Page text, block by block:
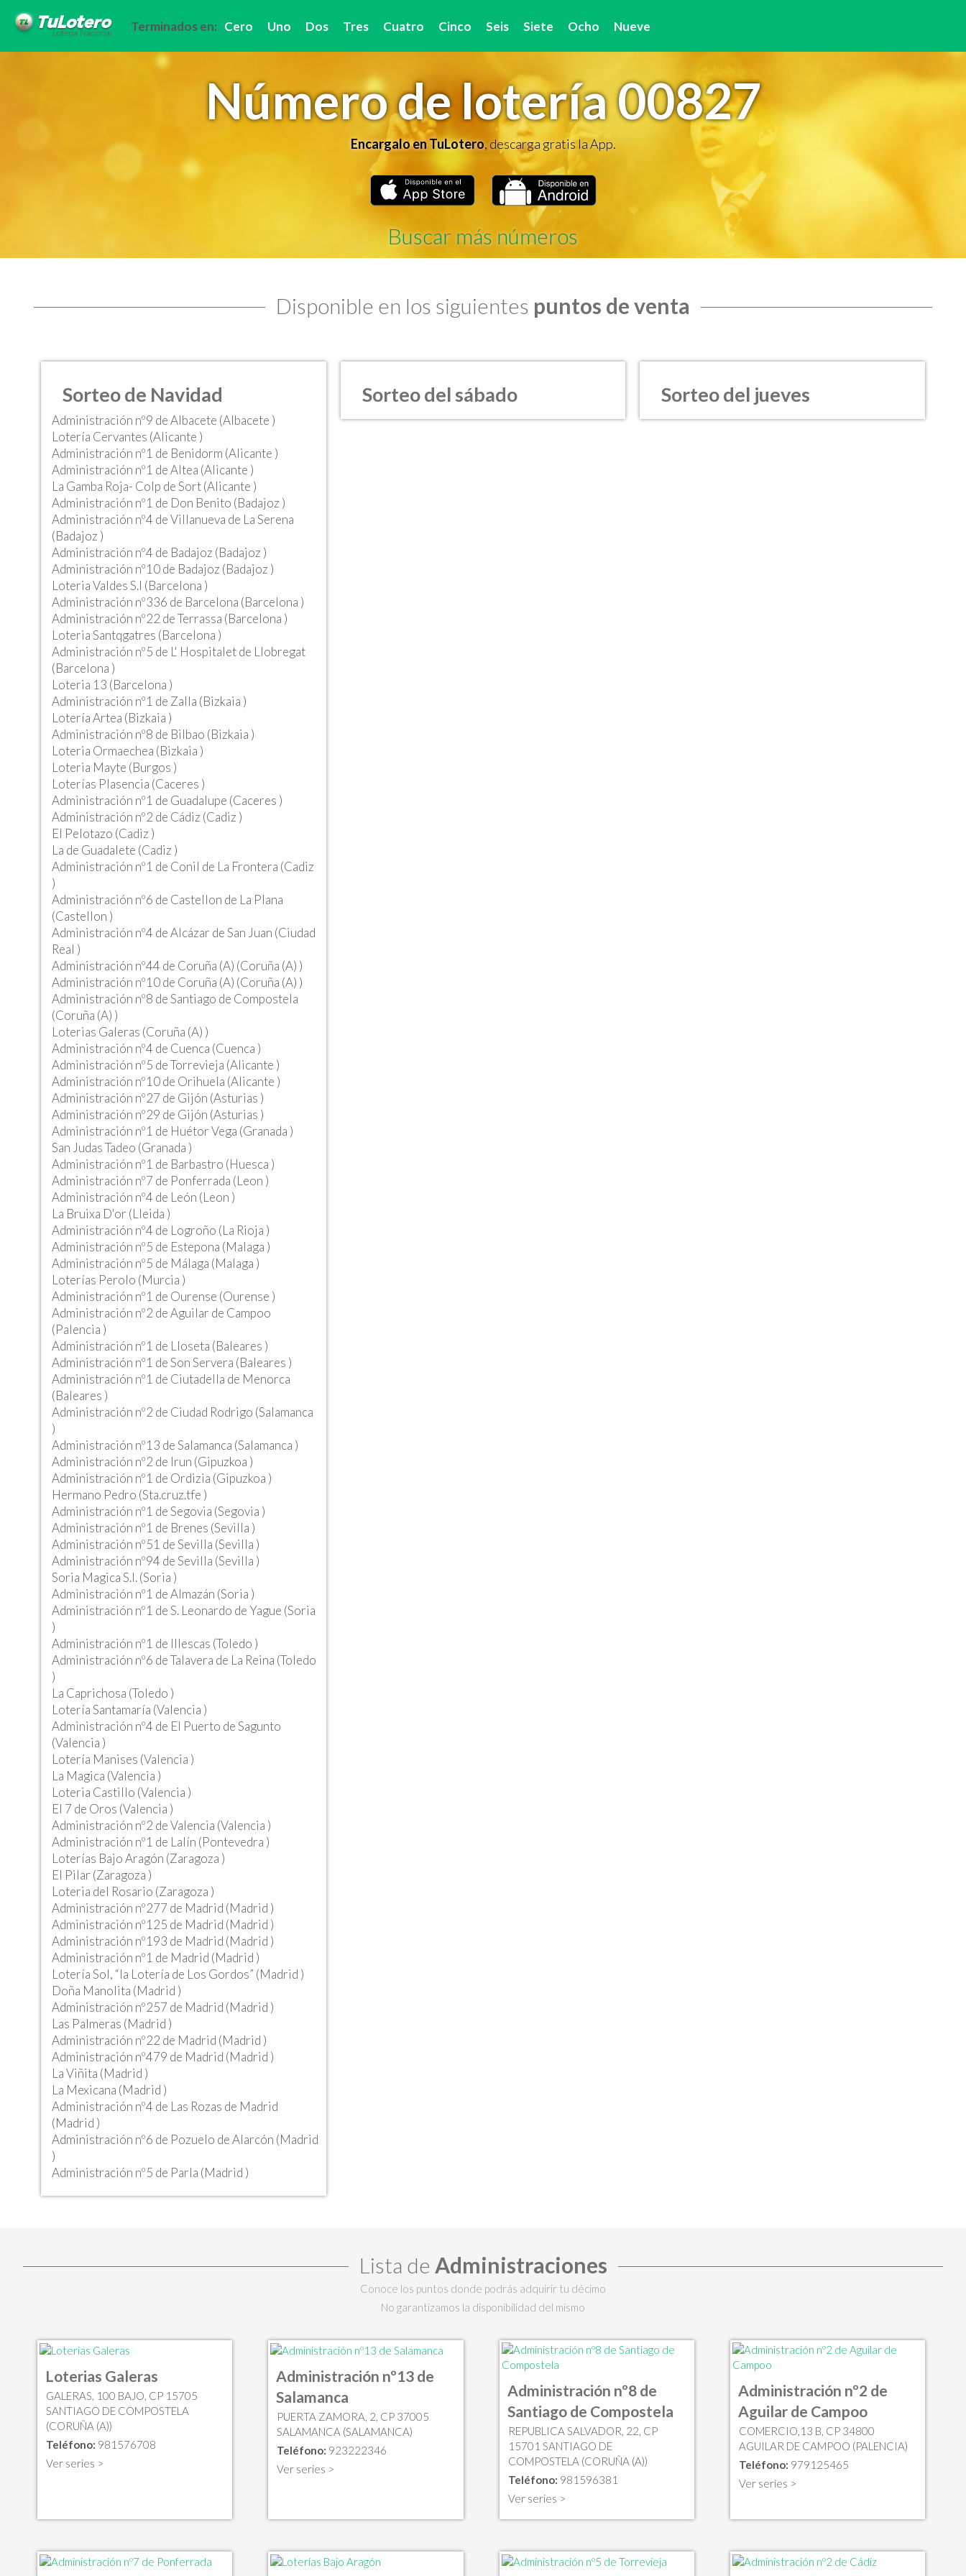
Terminados en: Cero Uno Dos Tres Cuatro Cinco Seis Siete Ocho Nueve
Número de lotería 00827
Encargalo en TuLotero, descarga gratis la App.
Buscar más números
Disponible en los siguientes puntos de venta
Sorteo de Navidad
Administración nº9 de Albacete (Albacete )
Lotería Cervantes (Alicante )
Administración nº1 de Benidorm (Alicante )
Administración nº1 de Altea (Alicante )
La Gamba Roja- Colp de Sort (Alicante )
Administración nº1 de Don Benito (Badajoz )
Administración nº4 de Villanueva de La Serena
(Badajoz )
Administración nº4 de Badajoz (Badajoz )
Administración nº10 de Badajoz (Badajoz )
Loteria Valdes S.l (Barcelona )
Administración nº336 de Barcelona (Barcelona )
Administración nº22 de Terrassa (Barcelona )
Loteria Santqgatres (Barcelona )
Administración nº5 de L' Hospitalet de Llobregat
(Barcelona )
Loteria 13 (Barcelona )
Administración nº1 de Zalla (Bizkaia )
Lotería Artea (Bizkaia )
Administración nº8 de Bilbao (Bizkaia )
Loteria Ormaechea (Bizkaia )
Loteria Mayte (Burgos )
Loterías Plasencia (Caceres )
Administración nº1 de Guadalupe (Caceres )
Administración nº2 de Cádiz (Cadiz )
El Pelotazo (Cadiz )
La de Guadalete (Cadiz )
Administración nº1 de Conil de La Frontera (Cadiz
)
Administración nº6 de Castellon de La Plana
(Castellon )
Administración nº4 de Alcázar de San Juan (Ciudad
Real )
Administración nº44 de Coruña (A) (Coruña (A) )
Administración nº10 de Coruña (A) (Coruña (A) )
Administración nº8 de Santiago de Compostela
(Coruña (A) )
Loterias Galeras (Coruña (A) )
Administración nº4 de Cuenca (Cuenca )
Administración nº5 de Torrevieja (Alicante )
Administración nº10 de Orihuela (Alicante )
Administración nº27 de Gijón (Asturias )
Administración nº29 de Gijón (Asturias )
Administración nº1 de Huétor Vega (Granada )
San Judas Tadeo (Granada )
Administración nº1 de Barbastro (Huesca )
Administración nº7 de Ponferrada (Leon )
Administración nº4 de León (Leon )
La Bruixa D'or (Lleida )
Administración nº4 de Logroño (La Rioja )
Administración nº5 de Estepona (Malaga )
Administración nº5 de Málaga (Malaga )
Loterías Perolo (Murcia )
Administración nº1 de Ourense (Ourense )
Administración nº2 de Aguilar de Campoo
(Palencia )
Administración nº1 de Lloseta (Baleares )
Administración nº1 de Son Servera (Baleares )
Administración nº1 de Ciutadella de Menorca
(Baleares )
Administración nº2 de Ciudad Rodrigo (Salamanca
)
Administración nº13 de Salamanca (Salamanca )
Administración nº2 de Irun (Gipuzkoa )
Administración nº1 de Ordizia (Gipuzkoa )
Hermano Pedro (Sta.cruz.tfe )
Administración nº1 de Segovia (Segovia )
Administración nº1 de Brenes (Sevilla )
Administración nº51 de Sevilla (Sevilla )
Administración nº94 de Sevilla (Sevilla )
Soria Magica S.l. (Soria )
Administración nº1 de Almazán (Soria )
Administración nº1 de S. Leonardo de Yague (Soria
)
Administración nº1 de Illescas (Toledo )
Administración nº6 de Talavera de La Reina (Toledo
)
La Caprichosa (Toledo )
Lotería Santamaría (Valencia )
Administración nº4 de El Puerto de Sagunto
(Valencia )
Lotería Manises (Valencia )
La Magica (Valencia )
Loteria Castillo (Valencia )
El 7 de Oros (Valencia )
Administración nº2 de Valencia (Valencia )
Administración nº1 de Lalín (Pontevedra )
Loterías Bajo Aragón (Zaragoza )
El Pilar (Zaragoza )
Loteria del Rosario (Zaragoza )
Administración nº277 de Madrid (Madrid )
Administración nº125 de Madrid (Madrid )
Administración nº193 de Madrid (Madrid )
Administración nº1 de Madrid (Madrid )
Lotería Sol, “la Lotería de Los Gordos” (Madrid )
Doña Manolita (Madrid )
Administración nº257 de Madrid (Madrid )
Las Palmeras (Madrid )
Administración nº22 de Madrid (Madrid )
Administración nº479 de Madrid (Madrid )
La Viñita (Madrid )
La Mexicana (Madrid )
Administración nº4 de Las Rozas de Madrid
(Madrid )
Administración nº6 de Pozuelo de Alarcón (Madrid
)
Administración nº5 de Parla (Madrid )
Sorteo del sábado Sorteo del jueves
Lista de Administraciones
Conoce los puntos donde podrás adquirir tu décimo
No garantizamos la disponibilidad del mismo
Loterias Galeras
GALERAS, 100 BAJO, CP 15705
SANTIAGO DE COMPOSTELA
(CORUÑA (A))
Teléfono: 981576708
Ver series >
Administración nº13 de
Salamanca
PUERTA ZAMORA, 2, CP 37005
SALAMANCA (SALAMANCA)
Teléfono: 923222346
Ver series >
Administración nº8 de
Santiago de Compostela
REPUBLICA SALVADOR, 22, CP
15701 SANTIAGO DE
COMPOSTELA (CORUÑA (A))
Teléfono: 981596381
Ver series >
Administración nº2 de
Aguilar de Campoo
COMERCIO,13 B, CP 34800
AGUILAR DE CAMPOO (PALENCIA)
Teléfono: 979125465
Ver series >